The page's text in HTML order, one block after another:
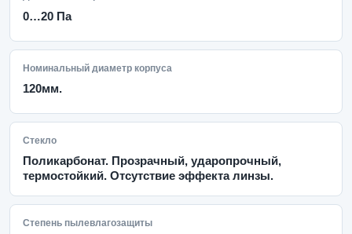
0…20 Па
Номинальный диаметр корпуса
120мм.
Стекло
Поликарбонат. Прозрачный, ударопрочный,
термостойкий. Отсутствие эффекта линзы.
Степень пылевлагозащиты